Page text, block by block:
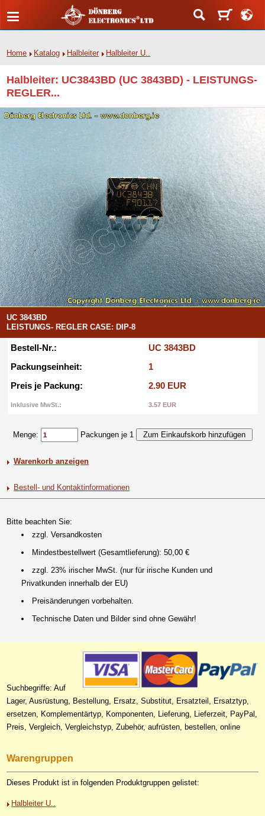
Home Katalog Halbleiter Halbleiter U..
Halbleiter: UC3843BD (UC 3843BD) - LEISTUNGS-
REGLER...
UC 3843BD
LEISTUNGS- REGLER CASE: DIP-8
Bestell-Nr.:
UC 3843BD
Packungseinheit:
1
Preis je Packung:
2.90 EUR
Inklusive MwSt.: 3.57 EUR
Menge: Packungen je 1
Warenkorb anzeigen
Bestell- und Kontaktinformationen
Bitte beachten Sie:
zzgl. Versandkosten
Mindestbestellwert (Gesamtlieferung): 50,00 €
zzgl. 23% irischer MwSt. (nur für irische Kunden und
Privatkunden innerhalb der EU)
Preisänderungen vorbehalten.
Technische Daten und Bilder sind ohne Gewähr!
Suchbegriffe: Auf
Lager, Ausrüstung, Bestellung, Ersatz, Substitut, Ersatzteil, Ersatztyp,
ersetzen, Komplementärtyp, Komponenten, Lieferung, Lieferzeit, PayPal,
Preis, Vergleich, Vergleichstyp, Zubehör, aufrüsten, bestellen, online
Warengruppen
Dieses Produkt ist in folgenden Produktgruppen gelistet:
Halbleiter U..